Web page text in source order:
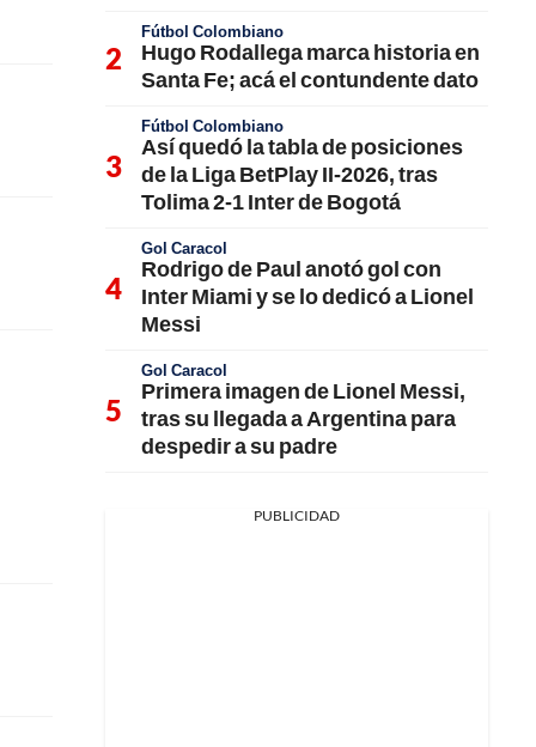
Fútbol Colombiano
Hugo Rodallega marca historia en
Santa Fe; acá el contundente dato
Fútbol Colombiano
Así quedó la tabla de posiciones
de la Liga BetPlay II-2026, tras
Tolima 2-1 Inter de Bogotá
Gol Caracol
Rodrigo de Paul anotó gol con
Inter Miami y se lo dedicó a Lionel
Messi
Gol Caracol
Primera imagen de Lionel Messi,
tras su llegada a Argentina para
despedir a su padre
PUBLICIDAD